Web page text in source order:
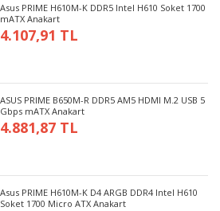
Asus PRIME H610M-K DDR5 Intel H610 Soket 1700
mATX Anakart
4.107,91 TL
ASUS PRIME B650M-R DDR5 AM5 HDMI M.2 USB 5
Gbps mATX Anakart
4.881,87 TL
Asus PRIME H610M-K D4 ARGB DDR4 Intel H610
Soket 1700 Micro ATX Anakart